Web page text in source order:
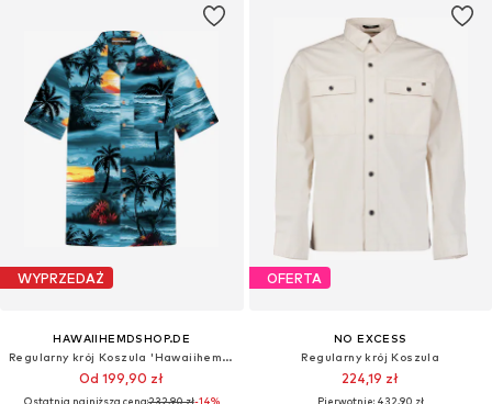
WYPRZEDAŻ
HAWAIIHEMDSHOP.DE
Regularny krój Koszula 'Hawaiihemd Day on Hawaii'
Od 199,90 zł
Ostatnia najniższa cena:232,90 zł-14%
OFERTA
NO EXCESS
Regularny krój Koszula
224,19 zł
Pierwotnie: 432,90 zł